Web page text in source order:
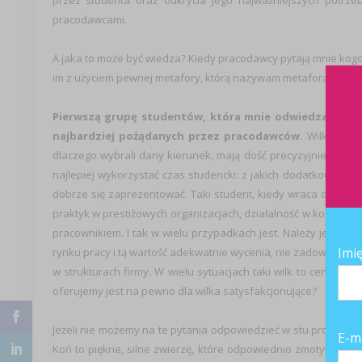
pracodawcami.
A jaka to może być wiedza? Kiedy pracodawcy pytają mnie
im z użyciem pewnej metafory, którą nazywam metaforą
Pierwszą grupę studentów, która mnie odwiedza
najbardziej pożądanych przez pracodawców. Wilki
dlaczego wybrali dany kierunek, mają dość precyzyjnie
najlepiej wykorzystać czas studencki: z jakich dodatkowych
dobrze się zaprezentować. Taki student, kiedy wraca do
praktyk w prestiżowych organizacjach, działalność w kole
pracownikiem. I tak w wielu przypadkach jest. Należy jednak
rynku pracy i tą wartość adekwatnie wycenia, nie zadowala
w strukturach firmy. W wielu sytuacjach taki wilk to cenny
oferujemy jest na pewno dla wilka satysfakcjonujące?
Jeżeli nie możemy na te pytania odpowiedzieć w stu
Koń to piękne, silne zwierzę, które odpowiednio
E-